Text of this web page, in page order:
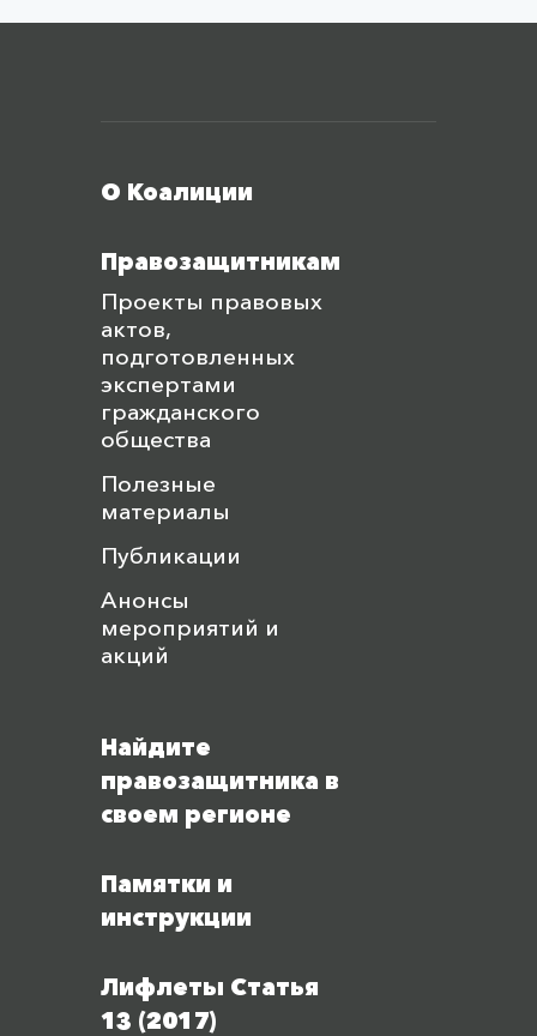
О Коалиции
Правозащитникам
Проекты правовых
актов,
подготовленных
экспертами
гражданского
общества
Полезные
материалы
Публикации
Анонсы
мероприятий и
акций
Найдите
правозащитника в
своем регионе
Памятки и
инструкции
Лифлеты Статья
13 (2017)